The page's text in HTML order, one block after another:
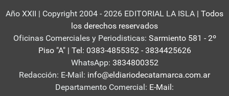
Año XXII | Copyright 2004 - 2026 EDITORIAL LA ISLA | Todos
los derechos reservados
Oficinas Comerciales y Periodisticas: Sarmiento 581 - 2º
Piso "A" | Tel: 0383-4855352 - 3834425626
WhatsApp: 3834800352
Redacción: E-Mail: info@eldiariodecatamarca.com.ar
Departamento Comercial: E-Mail: